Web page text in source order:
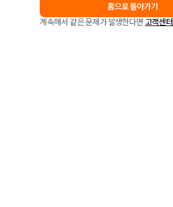
홈으로 돌아가기
계속해서 같은 문제가 발생한다면 고객센터